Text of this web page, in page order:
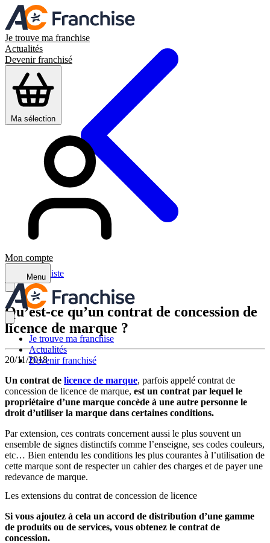
Je trouve ma franchise
Actualités
Devenir franchisé
Ma sélection
Mon compte
Menu
Je trouve ma franchise
Actualités
Devenir franchisé
Retour à la liste
Qu’est-ce qu’un contrat de concession de
licence de marque ?
20/11/2018
Un contrat de licence de marque, parfois appelé contrat de
concession de licence de marque, est un contrat par lequel le
propriétaire d’une marque concède à une autre personne le
droit d’utiliser la marque dans certaines conditions.
Par extension, ces contrats concernent aussi le plus souvent un
ensemble de signes distinctifs comme l’enseigne, ses codes couleurs,
etc… Bien entendu les conditions les plus courantes à l’utilisation de
cette marque sont de respecter un cahier des charges et de payer une
redevance de marque.
Les extensions du contrat de concession de licence
Si vous ajoutez à cela un accord de distribution d’une gamme
de produits ou de services, vous obtenez le contrat de
concession.